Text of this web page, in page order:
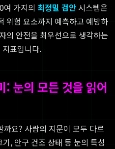
여 가지의 최정밀 검안 시스템은
위험 요소까지 예측하고 예방하
의 안전을 최우선으로 생각하는
표입니다.
: 눈의 모든 것을 읽어
요? 사람의 지문이 모두 다르
, 안구 건조 상태 등 눈의 특성